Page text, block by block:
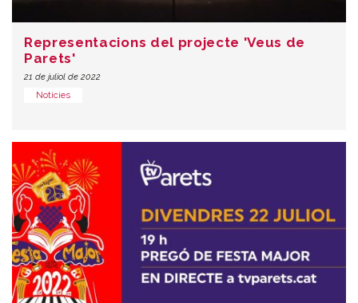
Representacions del projecte 'Veus de
Parets'
21 de juliol de 2022
Notícies